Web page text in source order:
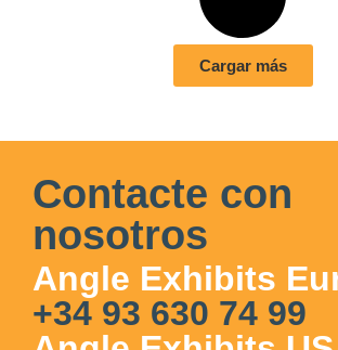
Cargar más
Contacte con
nosotros
Angle Exhibits
+34 93 630 74 99